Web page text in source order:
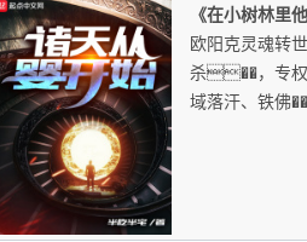
《在小树林里
欧阳克灵魂转
杀��，专
域落汗、铁佛